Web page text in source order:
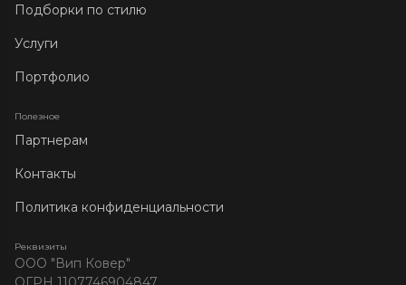
Подборки по стилю
Услуги
Портфолио
Полезное
Партнерам
Контакты
Политика конфиденциальности
Реквизиты
ООО "Вип Ковер"